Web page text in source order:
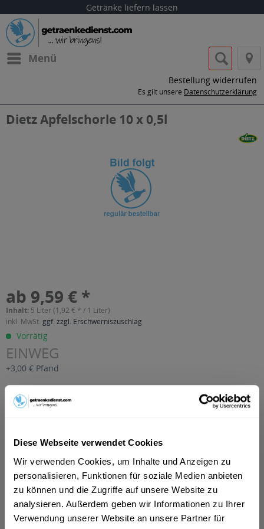
Diese Webseite verwendet Cookies
Wir verwenden Cookies, um Inhalte und Anzeigen zu
personalisieren, Funktionen für soziale Medien anbieten
zu können und die Zugriffe auf unsere Website zu
analysieren. Außerdem geben wir Informationen zu Ihrer
Verwendung unserer Website an unsere Partner für
Getränke liefern lassen
Menü
Bestellung widerrufen
Es gilt unsere Datenschutzerklärung
Dietz Apfelschorle 10 x 0,5l
ab 9,59 € *
Inhalt: 5 Liter (1,92 € * / 1 Liter)
inkl. MwSt. ggf. zzgl. Erschwerniszuschlag
Vorrätig
EINWEG
+3,00 € Pfand
In denWarenkorb
Verfügbar in:
Beschreibung
mehr
"Dietz Apfelschorle 10 x 0,5l"